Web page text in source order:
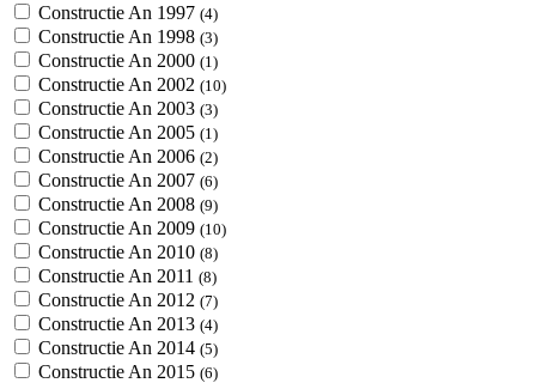
Constructie An 1997 (4)
Constructie An 1998 (3)
Constructie An 2000 (1)
Constructie An 2002 (10)
Constructie An 2003 (3)
Constructie An 2005 (1)
Constructie An 2006 (2)
Constructie An 2007 (6)
Constructie An 2008 (9)
Constructie An 2009 (10)
Constructie An 2010 (8)
Constructie An 2011 (8)
Constructie An 2012 (7)
Constructie An 2013 (4)
Constructie An 2014 (5)
Constructie An 2015 (6)